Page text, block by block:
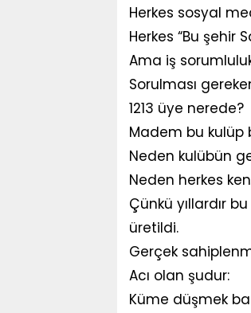
Herkes sosyal
Herkes “Bu şehir
Ama iş
Sorulması
1213 üye nerede?
Madem bu kulüp
Neden kulübün
Neden herkes
Çünkü yıllardır
üretildi.
Gerçek
Acı olan şudur:
Küme düşmek